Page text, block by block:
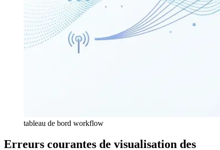
tableau de bord workflow
Erreurs courantes de visualisation des